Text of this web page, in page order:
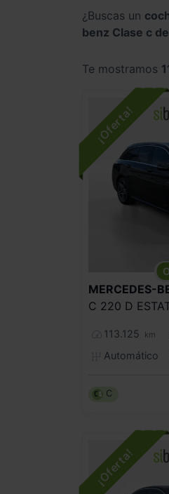
¿Buscas un
benz Clase c
Te mostramos
MERCEDES-
C 220 D
113.125 km
Automático
C